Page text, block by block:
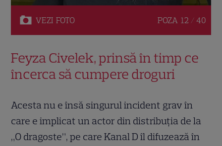
VEZI FOTO POZA 12 / 40
Feyza Civelek, prinsă în timp ce
încerca să cumpere droguri
Acesta nu e însă singurul incident grav în
care e implicat un actor din distribuția de la
„O dragoste”, pe care Kanal D îl difuzează în